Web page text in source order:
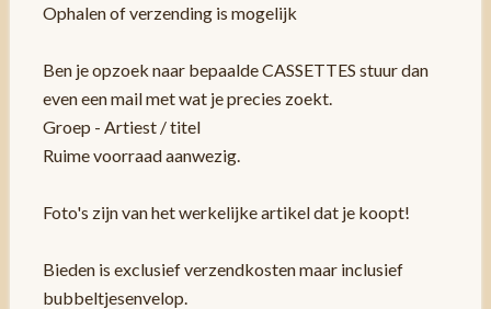
Ophalen of verzending is mogelijk
Ben je opzoek naar bepaalde CASSETTES stuur dan
even een mail met wat je precies zoekt.
Groep - Artiest / titel
Ruime voorraad aanwezig.
Foto's zijn van het werkelijke artikel dat je koopt!
Bieden is exclusief verzendkosten maar inclusief
bubbeltjesenvelop.